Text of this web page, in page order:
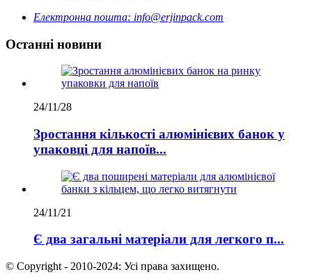
Електронна пошта: info@erjinpack.com
Останні новини
24/11/28
Зростання кількості алюмінієвих банок у
упаковці для напоїв...
24/11/21
Є два загальні матеріали для легкого п...
© Copyright - 2010-2024: Усі права захищено.